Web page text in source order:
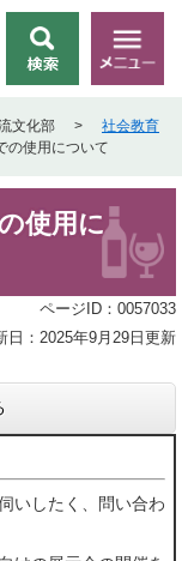
索
メ
ニ
ー
文化部 >
社会教育
の使用について
使用に
ページID：0057033
日：2025年9月29日更新
いしたく、問い合わ